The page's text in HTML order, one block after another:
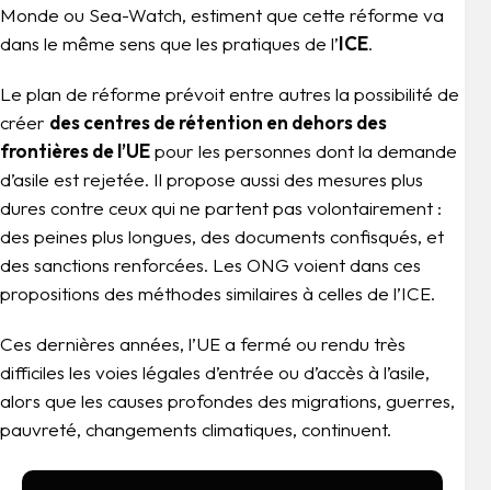
Monde ou Sea-Watch, estiment que cette réforme va
dans le même sens que les pratiques de l’ICE.
Le plan de réforme prévoit entre autres la possibilité de
créer des centres de rétention en dehors des
frontières de l’UEpour les personnes dont la demande
d’asile est rejetée. Il propose aussi des mesures plus
dures contre ceux qui ne partent pas volontairement :
des peines plus longues, des documents confisqués, et
des sanctions renforcées. Les ONG voient dans ces
propositions des méthodes similaires à celles de l’ICE.
Ces dernières années, l’UE a fermé ou rendu très
difficiles les voies légales d’entrée ou d’accès à l’asile,
alors que les causes profondes des migrations, guerres,
pauvreté, changements climatiques, continuent.